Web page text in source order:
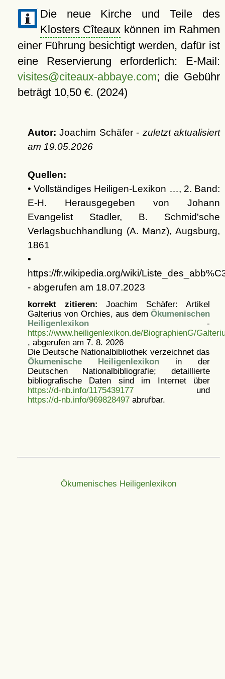
Die neue Kirche und Teile des
Klosters Cîteauxkönnen im Rahmen
einer Führung besichtigt werden, dafür ist
eine Reservierung erforderlich: E-Mail:
visites@citeaux-abbaye.com; die Gebühr
beträgt 10,50 €. (2024)
Autor: Joachim Schäfer - zuletzt aktualisiert
am 19.05.2026
Quellen:
• Vollständiges Heiligen-Lexikon …, 2. Band:
E-H. Herausgegeben von Johann
Evangelist Stadler, B. Schmid'sche
Verlagsbuchhandlung (A. Manz), Augsburg,
1861
•
https://fr.wikipedia.org/wiki/
- abgerufen am 18.07.2023
korrekt zitieren: Joachim Schäfer: Artikel
Galterius von Orchies, aus dem Ökumenischen
Heiligenlexikon-
https://www.heiligenlexikon.de/BiographienG/
, abgerufen am 7. 8. 2026
Die Deutsche Nationalbibliothek verzeichnet das
Ökumenische Heiligenlexikonin der
Deutschen Nationalbibliografie; detaillierte
bibliografische Daten sind im Internet über
https://d-nb.info/1175439177und
https://d-nb.info/969828497abrufbar.
Ökumenisches Heiligenlexikon